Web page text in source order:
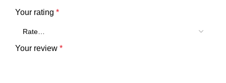
Your rating *
Your review *